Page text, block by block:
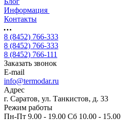
Информация
Контакты
8 (8452) 766-333
8 (8452) 766-333
8 (8452) 766-111
Заказать звонок
E-mail
info@termodar.ru
Адрес
г. Саратов, ул. Танкистов, д. 33
Режим работы
Пн-Пт 9.00 - 19.00 Сб 10.00 - 15.00